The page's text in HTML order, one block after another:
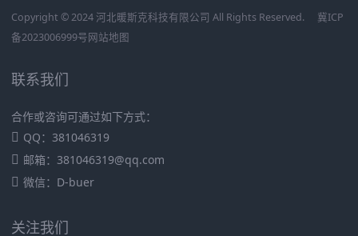
Copyright © 2024 河北暖斯克科技有限公司 All Rights Reserved.
冀ICP
备2023006999号网站地图
联系我们
合作或咨询可通过如下方式：
QQ：381046319
邮箱：381046319@qq.com
微信：D-buer
关注我们